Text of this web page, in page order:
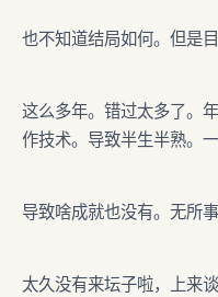
也不知道结局如何。但是
这么多年。错过太多了。
作技术。导致半生半熟。一
导致啥成就也没有。无所事
太久没有来坛子啦，上来谈